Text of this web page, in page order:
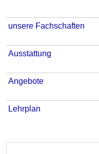
unsere Fachschaften
Ausstattung
Angebote
Lehrplan